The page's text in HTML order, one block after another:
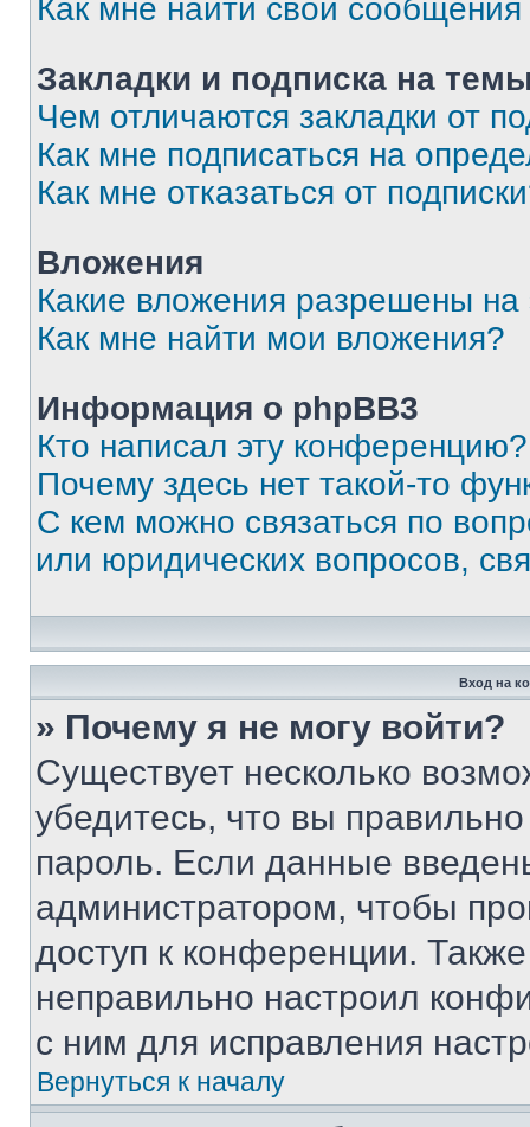
Как мне найти свои
Закладки и подписка на
Чем отличаются закладки от
Как мне подписаться на
Как мне отказаться от
Вложения
Какие вложения разрешены
Как мне найти мои вложения?
Информация о phpBB3
Кто написал эту конференцию?
Почему здесь нет такой-то
С кем можно связаться по
или юридических вопросов,
Вход на
» Почему я не могу войти?
Существует несколько
убедитесь, что вы
пароль. Если данные
администратором, чтобы
доступ к конференции.
неправильно настроил
с ним для исправления
Вернуться к началу